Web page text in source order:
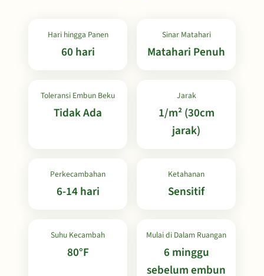
Hari hingga Panen
60 hari
Sinar Matahari
Matahari Penuh
Toleransi Embun Beku
Tidak Ada
Jarak
1/m² (30cm
jarak)
Perkecambahan
6-14 hari
Ketahanan
Sensitif
Suhu Kecambah
80°F
Mulai di Dalam Ruangan
6 minggu
sebelum embun